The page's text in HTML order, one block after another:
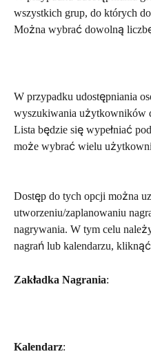
wszystkich grup, do których
Można wybrać dowolną
W przypadku udostępniania
wyszukiwania użytkowników
Lista będzie się wypełniać
może wybrać wielu
Dostęp do tych opcji można
utworzeniu/zaplanowaniu
nagrywania. W tym celu
nagrań lub kalendarzu,
Zakładka Nagrania:
Kalendarz: